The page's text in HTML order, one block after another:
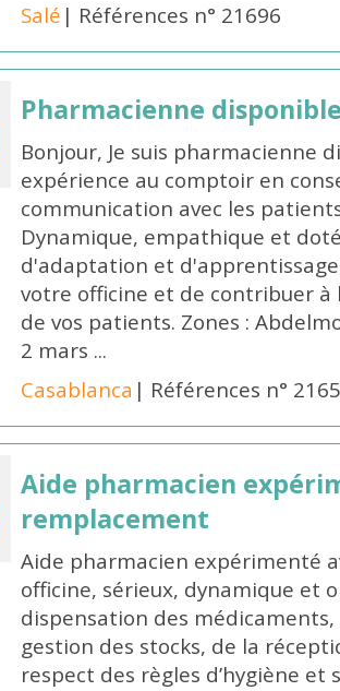
Salé | Références n° 21696
Pharmacienne
Bonjour, Je suis pharmacienne
expérience au comptoir en
communication avec les
Dynamique, empathique et
d'adaptation et
votre officine et de contribuer
de vos patients. Zones :
2 mars ...
Casablanca | Références n°
Aide pharmacien
remplacement
Aide pharmacien expérimenté
officine, sérieux, dynamique et
dispensation des
gestion des stocks, de la
respect des règles d’hygiène